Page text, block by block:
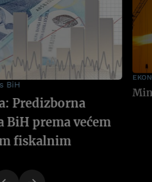
BiH
Predizborna
BiH prema većem
fiskalnim